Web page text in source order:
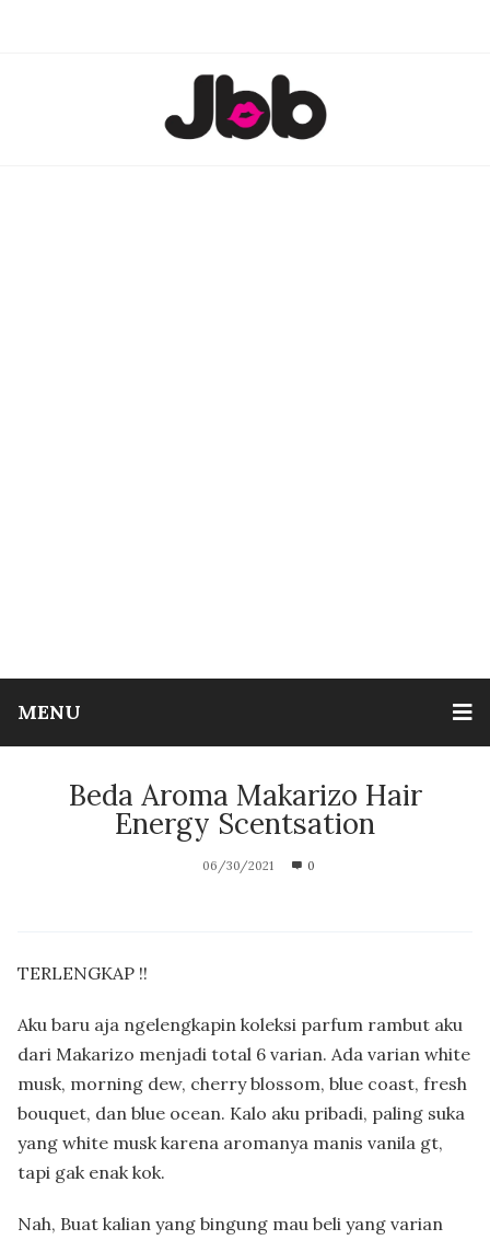
MENU
Beda Aroma Makarizo Hair
Energy Scentsation
06/30/2021 0
TERLENGKAP !!
Aku baru aja ngelengkapin koleksi parfum rambut aku
dari Makarizo menjadi total 6 varian. Ada varian white
musk, morning dew, cherry blossom, blue coast, fresh
bouquet, dan blue ocean. Kalo aku pribadi, paling suka
yang white musk karena aromanya manis vanila gt,
tapi gak enak kok.
Nah, Buat kalian yang bingung mau beli yang varian